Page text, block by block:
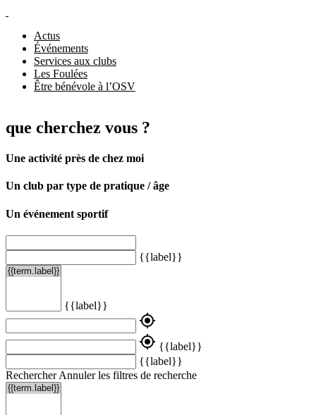
Actus
Événements
Services aux clubs
Les Foulées
Être bénévole à l’OSV
que cherchez vous ?
Une activité près de chez moi
Un club par type de pratique / âge
Un événement sportif
{{label}}
{{label}}
my_location
my_location {{label}}
{{label}}
Rechercher Annuler les filtres de recherche